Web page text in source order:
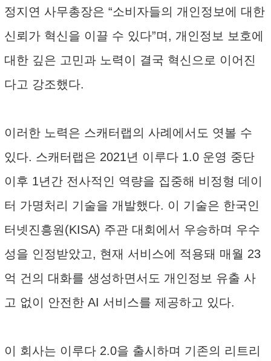
정지연 사무총장은 “소비자들의 개인정보에 대한
신뢰가 혁신을 이끌 수 있다”며, 개인정보 보호에
대한 깊은 고민과 노력이 결국 혁신으로 이어진
다고 강조했다.
이러한 노력은 스캐터랩의 사례에서도 엿볼 수
있다. 스캐터랩은 2021년 이루다 1.0 운영 중단
이후 1년간 전사적인 역량을 집중해 비정형 데이
터 가명처리 기술을 개발했다. 이 기술은 한국인
터넷진흥원(KISA) 주관 대회에서 우승하며 우수
성을 인정받았고, 현재 서비스에 적용돼 매월 23
억 건의 대화를 생성하면서도 개인정보 유출 사
고 없이 안전한 AI 서비스를 제공하고 있다.
이 회사는 이루다 2.0을 출시하며 기존의 리트리